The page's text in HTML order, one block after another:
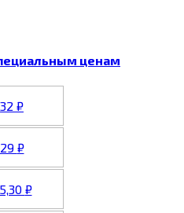
ценам
32 ₽
29 ₽
₽